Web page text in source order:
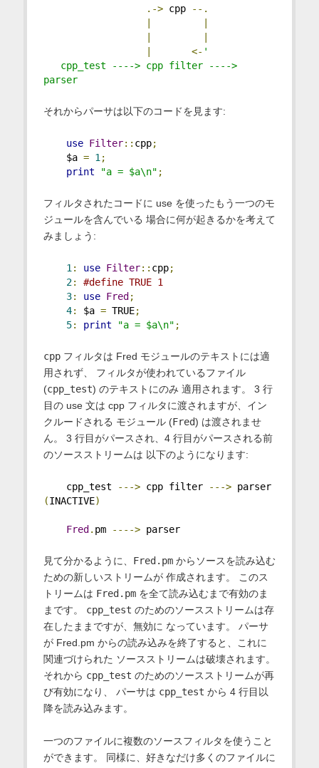
.-> cpp
--.
|
|
|
|
|
<- '
cpp_test ----> cpp filter ---->
parser
それからパーサは以下のコードを見ます:
use Filter:: cpp;
$a = 1 ;
print
"a = $a\n" ;
フィルタされたコードに use を使ったもう一つのモ
ジュールを含んでいる 場合に何が起きるかを考えて
みましょう:
1 : use Filter:: cpp;
2:
#define TRUE 1
3: use Fred ;
4: $a = TRUE;
5: print "a = $a\n" ;
cppフィルタは Fred モジュールのテキストには適
用されず、 フィルタが使われているファイル
(cpp_test) のテキストにのみ 適用されます。 3 行
目の use 文は cpp フィルタに渡されますが、イン
クルードされる モジュール (Fred) は渡されませ
ん。 3 行目がパースされ、4 行目がパースされる前
のソースストリームは 以下のようになります:
cpp_test ---> cpp filter --->
parser
(INACTIVE)
Fred . pm ----> parser
見て分かるように、 Fred.pmからソースを読み込む
ための新しいストリームが 作成されます。 このス
トリームは Fred.pmを全て読み込むまで有効のま
まです。 cpp_test のためのソースストリームは存
在したままですが、無効に なっています。 パーサ
が Fred.pm からの読み込みを終了すると、これに
関連づけられた ソースストリームは破壊されます。
それから cpp_test のためのソースストリームが再
び有効になり、 パーサは cpp_test から 4 行目以
降を読み込みます。
一つのファイルに複数のソースフィルタを使うこと
ができます。 同様に、好きなだけ多くのファイルに